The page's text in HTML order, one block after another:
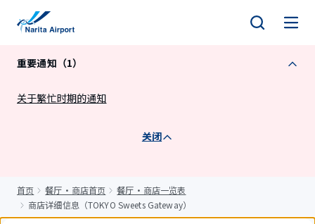
重要通知（1）
关于繁忙时期的通知
关闭
首页 餐厅・商店首页
餐厅・商店一览表
商店详细信息（TOKYO Sweets Gateway）